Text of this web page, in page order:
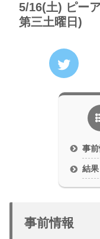
5/16(土) ピー
第三土曜日)
事
結果
事前情報